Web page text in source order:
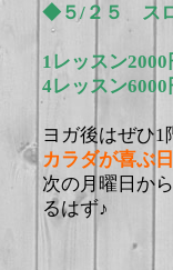
◆５/２５ ス
1レッスン
4レッスン
ヨガ後はぜひ1
カラダが喜ぶ
次の月曜日か
るはず♪